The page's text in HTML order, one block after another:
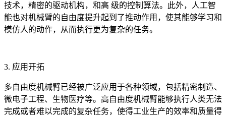
技术，精密的驱动机构，和高 级的控制算法。此外，人工智
能也对机械臂的自由度提升起到了推动作用，使其能够学习和
模仿人的动作，从而执行更为复杂的任务。
3. 应用开拓
多自由度机械臂已经被广泛应用于各种领域，包括精密制造、
微电子工程、生物医疗等。高自由度机械臂能够执行人类无法
完成或者难以完成的复杂任务，使得工业生产的效率和质量得